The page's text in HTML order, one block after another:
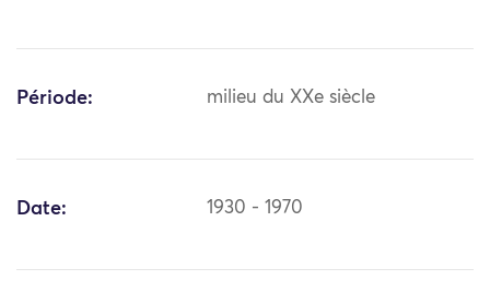
Période: milieu du XXe siècle
Date: 1930 - 1970